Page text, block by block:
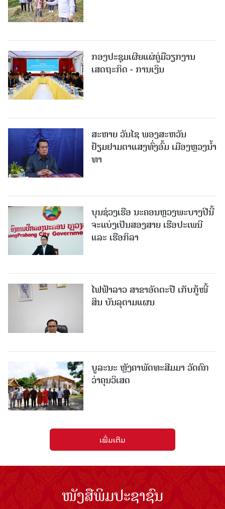
ກອງປະຊຸມເຜີຍແຜ່ຄູ່ມືວຽກງານ
ເສດຖະກິດ - ການເງິນ
ສະຫາຍ ວັນໄຊ ພອງສະຫວັນ
ຢ້ຽມຢາມຕາແສງທົ່ງອົ້ມ ເມືອງຫຼວງນໍ້າ
ທາ
ບຸນຊ່ວງເຮືອ ນະຄອນຫຼວງພະບາງປີນີ້
ຈະແບ່ງເປັນສອງສາຍ ເຮືອປະເພນີ
ແລະ ເຮືອກິລາ
ໄຟ​ຟ້າ​ລາວ ສາ​ຂາ​ອັດ​ຕະ​ປື ເກັບ​ກູ້​ໜີ້​
ສິນ ບັນ​ລຸ​ຕາມ​ແຜນ
ບູລະນະ ຫຼັງຄາພັດທະສີມມາ ວັດຄົກ
ວ່າຄຸນວິເສດ
ເພີ່ມເຕີມ
ໜັງສືພິມປະຊາຊົນ